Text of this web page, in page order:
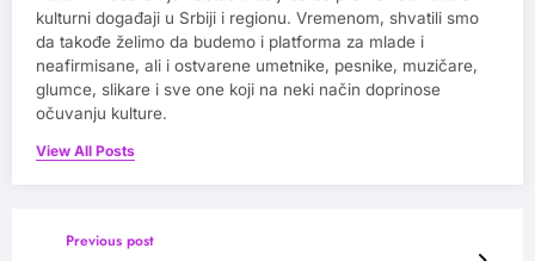
kulturni događaji u Srbiji i regionu. Vremenom, shvatili smo
da takođe želimo da budemo i platforma za mlade i
neafirmisane, ali i ostvarene umetnike, pesnike, muzičare,
glumce, slikare i sve one koji na neki način doprinose
očuvanju kulture.
View All Posts
Previous post